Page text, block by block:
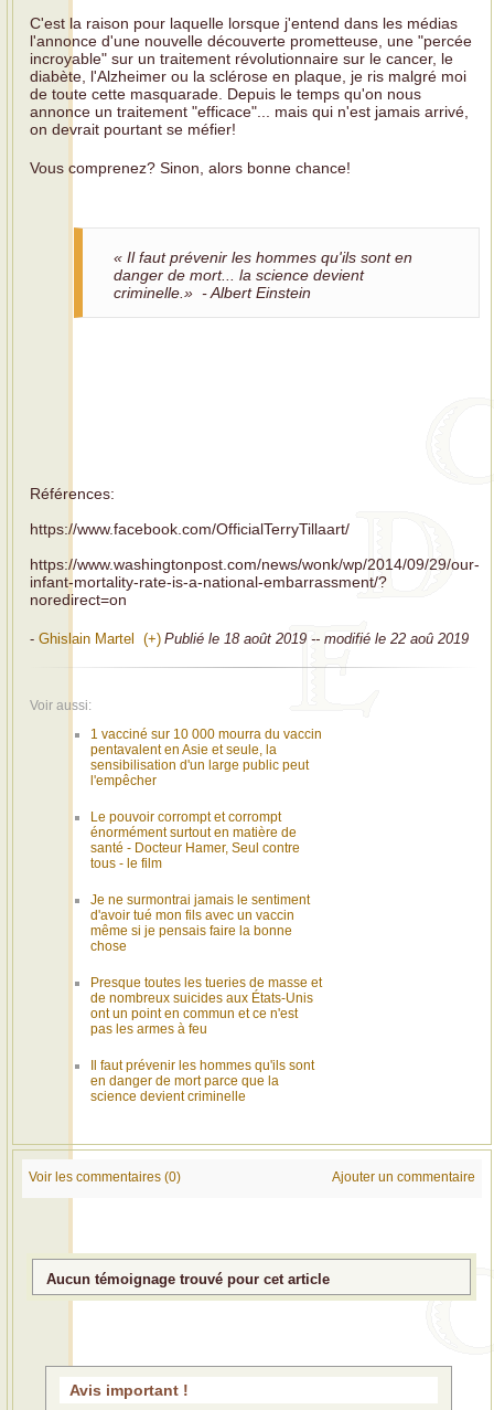
C'est la raison pour laquelle lorsque j'entend dans les médias
l'annonce d'une nouvelle découverte prometteuse, une "percée
incroyable" sur un traitement révolutionnaire sur le cancer, le
diabète, l'Alzheimer ou la sclérose en plaque, je ris malgré moi
de toute cette masquarade. Depuis le temps qu'on nous
annonce un traitement "efficace"... mais qui n'est jamais arrivé,
on devrait pourtant se méfier!
Vous comprenez? Sinon, alors bonne chance!
« Il faut prévenir les hommes qu'ils sont en
danger de mort... la science devient
criminelle.» - Albert Einstein
Références:
https://www.facebook.com/OfficialTerryTillaart/
https://www.washingtonpost.com/news/wonk/wp/2014/09/29/our-
infant-mortality-rate-is-a-national-embarrassment/?
noredirect=on
- Ghislain Martel (+) Publié le 18 août 2019 -- modifié le 22 aoû 2019
Voir aussi:
1 vacciné sur 10 000 mourra du vaccin
pentavalent en Asie et seule, la
sensibilisation d'un large public peut
l'empêcher
Le pouvoir corrompt et corrompt
énormément surtout en matière de
santé - Docteur Hamer, Seul contre
tous - le film
Je ne surmontrai jamais le sentiment
d'avoir tué mon fils avec un vaccin
même si je pensais faire la bonne
chose
Presque toutes les tueries de masse et
de nombreux suicides aux États-Unis
ont un point en commun et ce n'est
pas les armes à feu
Il faut prévenir les hommes qu'ils sont
en danger de mort parce que la
science devient criminelle
Voir les commentaires (0) Ajouter un commentaire
Aucun témoignage trouvé pour cet article
Avis important !